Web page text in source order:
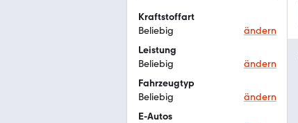
Kraftstoffart
Beliebig
ändern
Leistung
Beliebig
ändern
Fahrzeugtyp
Beliebig
ändern
E-Autos